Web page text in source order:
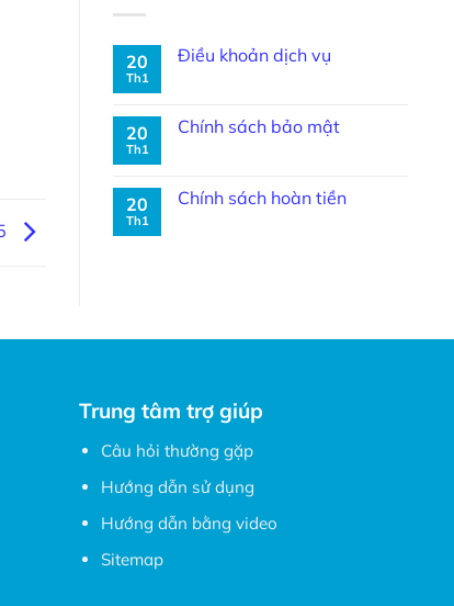
20
Th1
Điều khoản dịch vụ
20
Th1
Chính sách bảo mật
20
Th1
Chính sách hoàn tiền
Trung tâm trợ giúp
Câu hỏi thường gặp
Hướng dẫn sử dụng
Hướng dẫn bằng video
Sitemap